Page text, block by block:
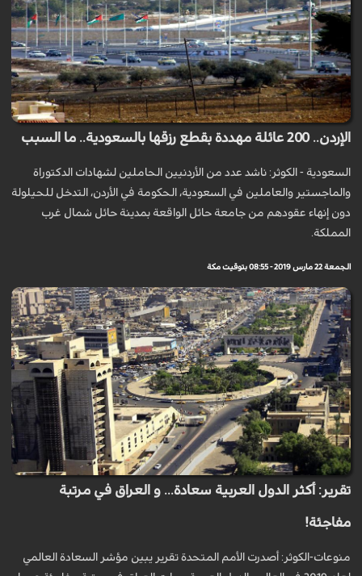
الإردن.. 200 عائلة مهددة بقطع رزقها بالسعودية.. ما السبب
السعودية - الكوثر: ناشد عدد من الأردنيين الحاملين لشهادات الدكتوراة
والماجستير والعاملين في السعودية، الحكومة في الأردن، التدخل للحيلولة
دون إنهاء عقودهم من جامعة حائل الواقعة بمدينة حائل شمال غرب
المملكة.
الجمعة 22 مارس 2019 - 08:55 بتوقيت مكة
تقرير: أكثر الدول العربية سعادة... و العراق في مرتبة
مفاجئة!
منوعات-الكوثر: أصدرت الأمم المتحدة تقرير يبين مؤشر السعادة العالمي